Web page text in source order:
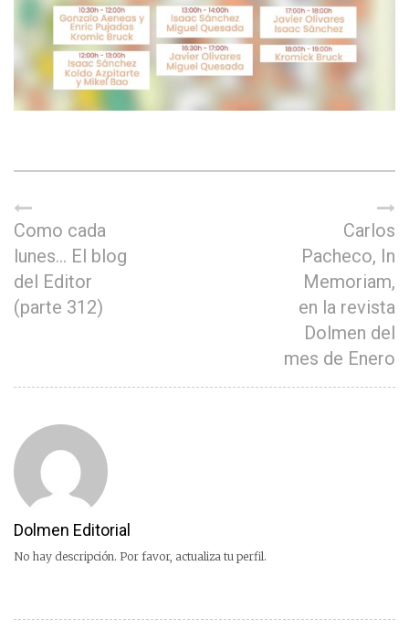
Como cada
lunes… El blog
del Editor
(parte 312)
Carlos
Pacheco, In
Memoriam,
en la revista
Dolmen del
mes de Enero
Dolmen Editorial
No hay descripción. Por favor, actualiza tu perfil.